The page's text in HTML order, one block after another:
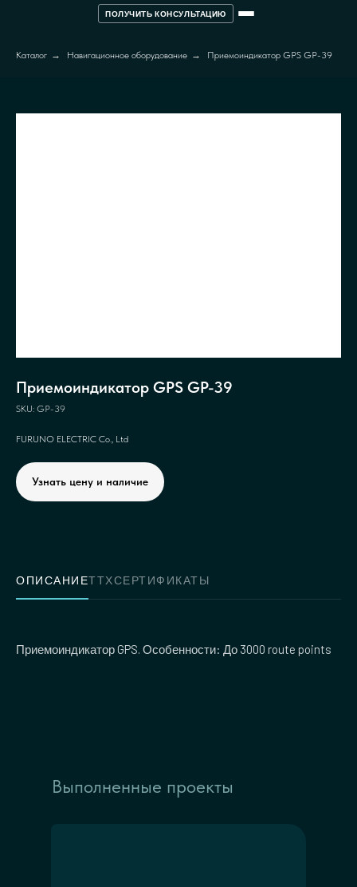
ПОЛУЧИТЬ КОНСУЛЬТАЦИЮ
Каталог → Навигационное оборудование → Приемоиндикатор GPS GP-39
Приемоиндикатор GPS GP-39
SKU: GP-39
FURUNO ELECTRIC Co., Ltd
Узнать цену и наличие
ОПИСАНИЕТТХСЕРТИФИКАТЫ
Приемоиндикатор GPS. Особенности: До 3000 route points
Выполненные проекты